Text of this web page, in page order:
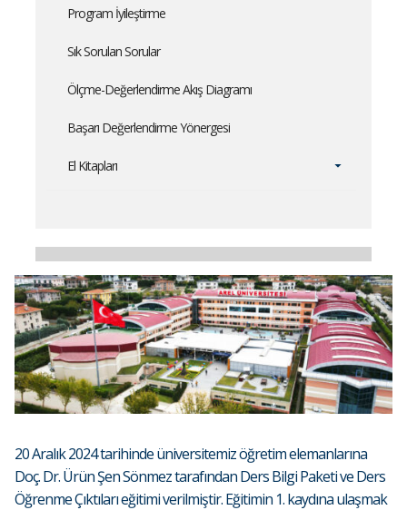
Program İyileştirme
Sık Sorulan Sorular
Ölçme-Değerlendirme Akış Diagramı
Başarı Değerlendirme Yönergesi
El Kitapları
20 Aralık 2024 tarihinde üniversitemiz öğretim elemanlarına
Doç. Dr. Ürün Şen Sönmez tarafından Ders Bilgi Paketi ve Ders
Öğrenme Çıktıları eğitimi verilmiştir. Eğitimin 1. kaydına ulaşmak